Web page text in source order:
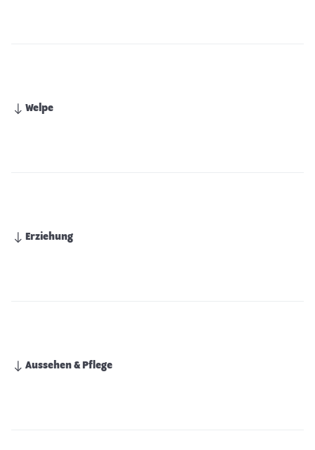
Welpe
Erziehung
Aussehen & Pflege